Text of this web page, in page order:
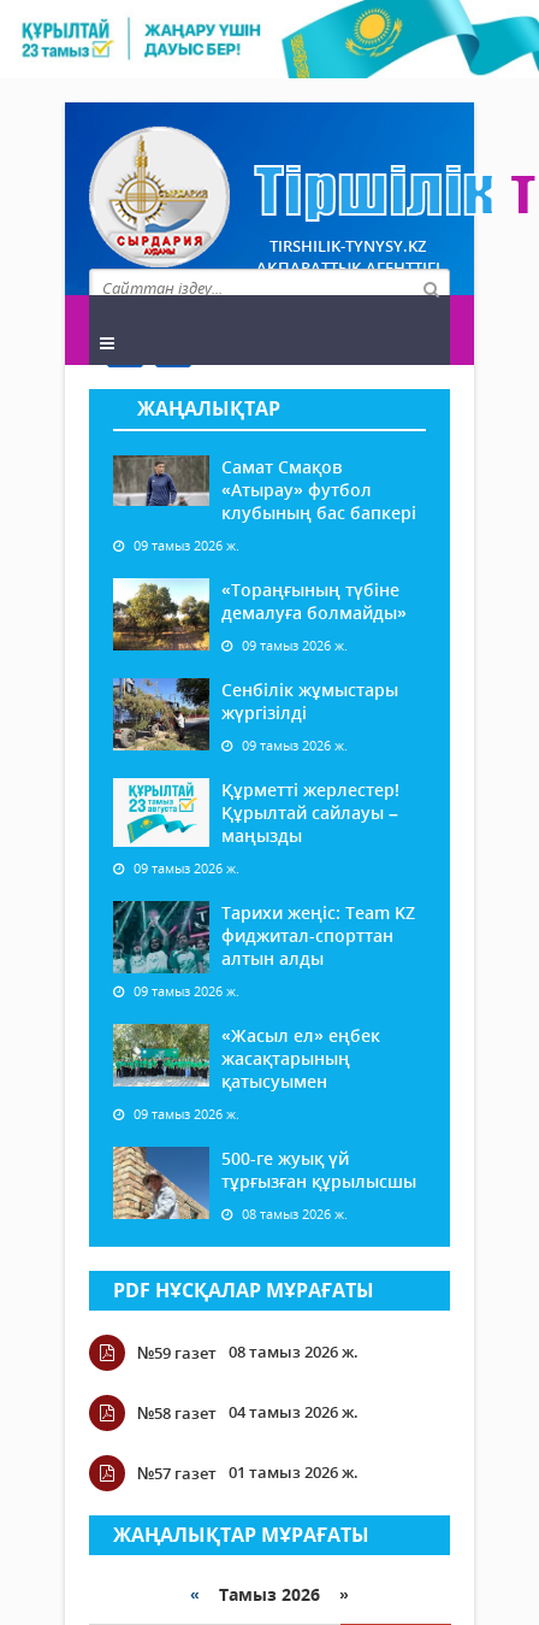
TIRSHILIK-TYNYSY.KZ
АҚПАРАТТЫҚ АГЕНТТІГІ
ЖАҢАЛЫҚТАР
Самат Смақов
«Атырау» футбол
клубының бас бапкері
09 тамыз 2026 ж.
«Тораңғының түбіне
демалуға болмайды»
09 тамыз 2026 ж.
Сенбілік жұмыстары
жүргізілді
09 тамыз 2026 ж.
Құрметті жерлестер!
Құрылтай сайлауы –
маңызды
09 тамыз 2026 ж.
Тарихи жеңіс: Team KZ
фиджитал-спорттан
алтын алды
09 тамыз 2026 ж.
«Жасыл ел» еңбек
жасақтарының
қатысуымен
09 тамыз 2026 ж.
500-ге жуық үй
тұрғызған құрылысшы
08 тамыз 2026 ж.
PDF НҰСҚАЛАР МҰРАҒАТЫ
№59 газет 08 тамыз 2026 ж.
№58 газет 04 тамыз 2026 ж.
№57 газет 01 тамыз 2026 ж.
ЖАҢАЛЫҚТАР МҰРАҒАТЫ
« Тамыз 2026 »